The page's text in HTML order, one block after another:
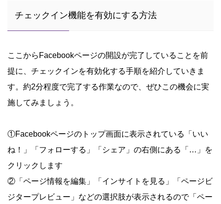
チェックイン機能を有効にする方法
ここからFacebookページの開設が完了していることを前
提に、チェックインを有効化する手順を紹介していきま
す。約2分程度で完了する作業なので、ぜひこの機会に実
施してみましょう。
①Facebookページのトップ画面に表示されている「いい
ね！」「フォローする」「シェア」の右側にある「…」を
クリックします
②「ページ情報を編集」「インサイトを見る」「ページビ
ジタープレビュー」などの選択肢が表示されるので「ペー